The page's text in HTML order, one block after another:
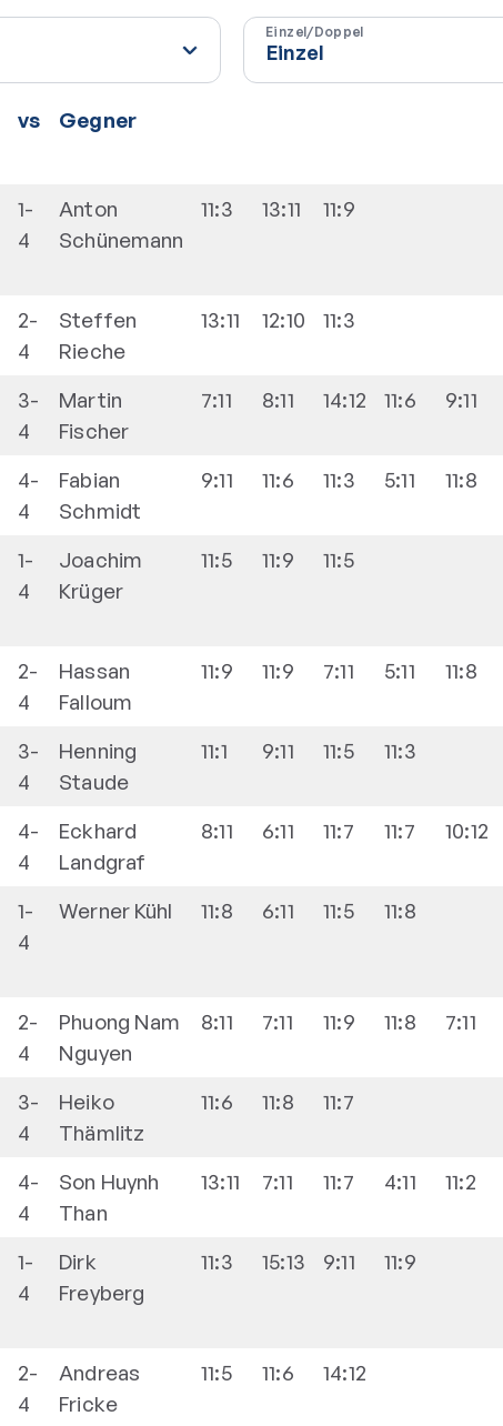
Einzel/Doppel
vs Gegner
1-
4
Anton
Schünemann
11:3 13:11 11:9
2-
4
Steffen
Rieche
13:11 12:10 11:3
3-
4
Martin
Fischer
7:11 8:11 14:12 11:6 9:11
4-
4
Fabian
Schmidt
9:11 11:6 11:3 5:11 11:8
1-
4
Joachim
Krüger
11:5 11:9 11:5
2-
4
Hassan
Falloum
11:9 11:9 7:11 5:11 11:8
3-
4
Henning
Staude
11:1 9:11 11:5 11:3
4-
4
Eckhard
Landgraf
8:11 6:11 11:7 11:7 10:12
1-
4
Werner Kühl 11:8 6:11 11:5 11:8
2-
4
Phuong Nam
Nguyen
8:11 7:11 11:9 11:8 7:11
3-
4
Heiko
Thämlitz
11:6 11:8 11:7
4-
4
Son Huynh
Than
13:11 7:11 11:7 4:11 11:2
1-
4
Dirk
Freyberg
11:3 15:13 9:11 11:9
2-
4
Andreas
Fricke
11:5 11:6 14:12